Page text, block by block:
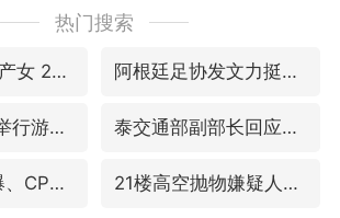
热门搜索
47岁妈妈突然产女 26岁女儿：很震惊 阿根廷足协发文力挺因凡蒂诺
日本广岛民众举行游行反对政府行径 泰交通部副部长回应中国人遭歧视手势
A股开盘：民爆、CPO等概念走强 21楼高空抛物嫌疑人被拘留